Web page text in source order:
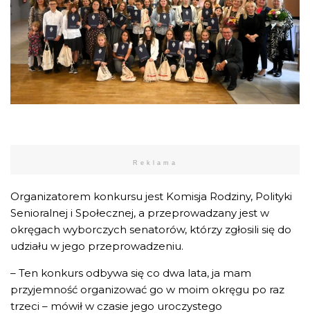
Reklama
Organizatorem konkursu jest Komisja Rodziny, Polityki
Senioralnej i Społecznej, a przeprowadzany jest w
okręgach wyborczych senatorów, którzy zgłosili się do
udziału w jego przeprowadzeniu.
– Ten konkurs odbywa się co dwa lata, ja mam
przyjemność organizować go w moim okręgu po raz
trzeci – mówił w czasie jego uroczystego